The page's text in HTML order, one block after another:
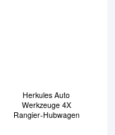
Herkules Auto
Werkzeuge 4X
Rangier-Hubwagen